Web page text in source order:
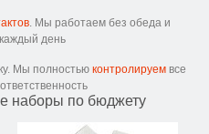
. Мы работаем без обеда и
день
Мы полностью контролируем все
наборы по бюджету